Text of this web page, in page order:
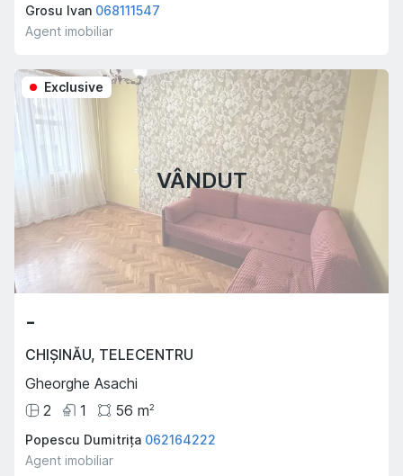
Grosu Ivan 068111547
Agent imobiliar
VÂNDUT
Exclusive
-
CHIȘINĂU, TELECENTRU
Gheorghe Asachi
2
1 56 m2
Popescu Dumitrița 062164222
Agent imobiliar